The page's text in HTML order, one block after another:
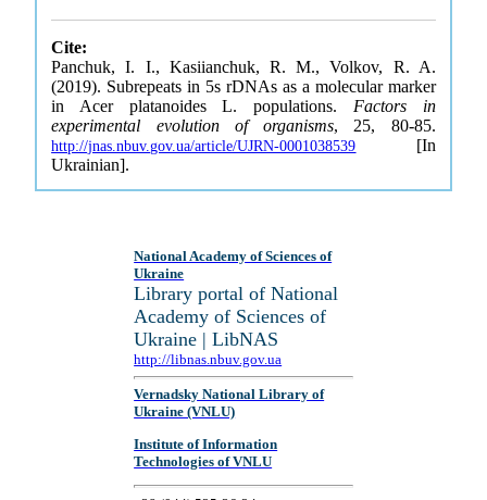
Cite:
Panchuk, I. I., Kasiianchuk, R. M., Volkov, R. A.
(2019). Subrepeats in 5s rDNAs as a molecular marker
in Acer platanoides L. populations. Factors in
experimental evolution of organisms, 25, 80-85.
http://jnas.nbuv.gov.ua/article/UJRN-0001038539 [In
Ukrainian].
National Academy of Sciences of
Ukraine
Library portal of National
Academy of Sciences of
Ukraine | LibNAS
http://libnas.nbuv.gov.ua
Vernadsky National Library of
Ukraine (VNLU)
Institute of Information
Technologies of VNLU